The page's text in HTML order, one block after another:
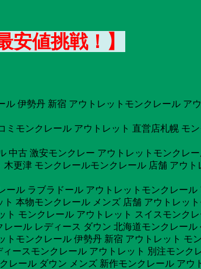
値挑戦！】
伊勢丹 新宿 アウトレットモンクレール ア
モンクレール アウトレット 直営店札幌 モ
古 激安モンクレー アウトレットモンクレ
津 モンクレールモンクレール 店舗 アウト
ル ラブラドール アウトレットモンクレー
本物モンクレール メンズ 店舗 アウトレッ
モンクレール アウトレット スイスモンク
ール レディース ダウン 北海道モンクレー
モンクレール 伊勢丹 新宿 アウトレット モ
ースモンクレール アウトレット 別注モンク
ール ダウン メンズ 新作モンクレール ア